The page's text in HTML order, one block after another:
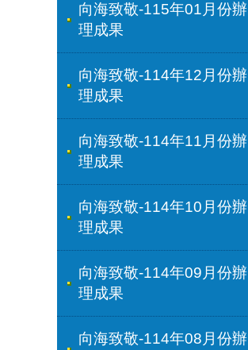
向海致敬-115年01月份辦
理成果
向海致敬-114年12月份辦
理成果
向海致敬-114年11月份辦
理成果
向海致敬-114年10月份辦
理成果
向海致敬-114年09月份辦
理成果
向海致敬-114年08月份辦